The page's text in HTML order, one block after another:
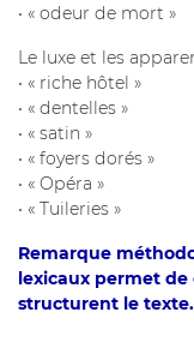
• « odeur de mort »
Le luxe et les
• « riche hôtel »
• « dentelles »
• « satin »
• « foyers dorés »
• « Opéra »
• « Tuileries »
Remarque
lexicaux permet
structurent le texte.